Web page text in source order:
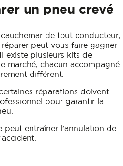
un pneu crevé
de tout conducteur,
peut vous faire gagner
existe plusieurs kits de
marché, chacun accompagné
différent.
réparations doivent
pour garantir la
peut entraîner l’annulation de